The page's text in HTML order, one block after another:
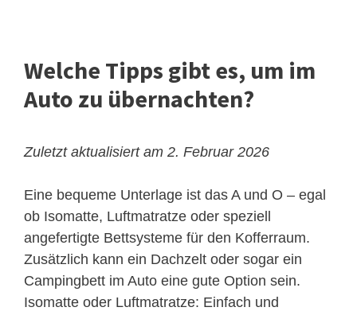
Welche Tipps gibt es, um im
Auto zu übernachten?
Zuletzt aktualisiert am 2. Februar 2026
Eine bequeme Unterlage ist das A und O – egal
ob Isomatte, Luftmatratze oder speziell
angefertigte Bettsysteme für den Kofferraum.
Zusätzlich kann ein Dachzelt oder sogar ein
Campingbett im Auto eine gute Option sein.
Isomatte oder Luftmatratze: Einfach und